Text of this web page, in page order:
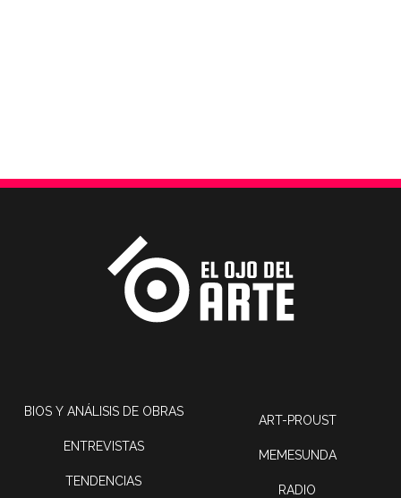
BIOS Y ANÁLISIS DE OBRAS
ENTREVISTAS
TENDENCIAS
ART-PROUST
MEMESUNDA
RADIO